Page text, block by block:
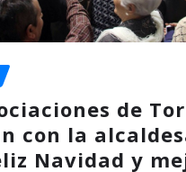
de
con la
Navidad y